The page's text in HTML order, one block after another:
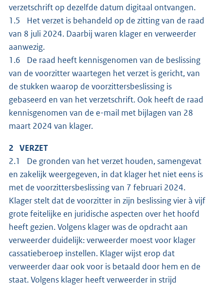
verzetschrift op dezelfde datum digitaal ontvangen.
1.5 Het verzet is behandeld op de zitting van de raad
van 8 juli 2024. Daarbij waren klager en verweerder
aanwezig.
1.6 De raad heeft kennisgenomen van de beslissing
van de voorzitter waartegen het verzet is gericht, van
de stukken waarop de voorzittersbeslissing is
gebaseerd en van het verzetschrift. Ook heeft de raad
kennisgenomen van de e-mail met bijlagen van 28
maart 2024 van klager.
2 VERZET
2.1 De gronden van het verzet houden, samengevat
en zakelijk weergegeven, in dat klager het niet eens is
met de voorzittersbeslissing van 7 februari 2024.
Klager stelt dat de voorzitter in zijn beslissing vier à vijf
grote feitelijke en juridische aspecten over het hoofd
heeft gezien. Volgens klager was de opdracht aan
verweerder duidelijk: verweerder moest voor klager
cassatieberoep instellen. Klager wijst erop dat
verweerder daar ook voor is betaald door hem en de
staat. Volgens klager heeft verweerder in strijd